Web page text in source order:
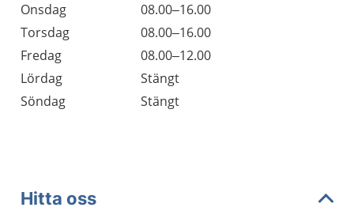
Onsdag
08.00–16.00
Torsdag
08.00–16.00
Fredag
08.00–12.00
Lördag
Stängt
Söndag
Stängt
Hitta oss